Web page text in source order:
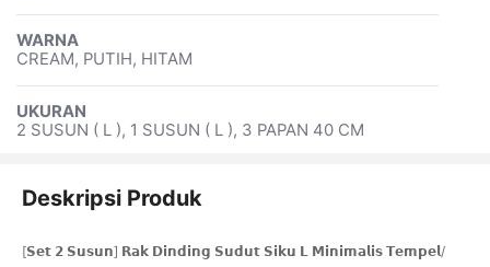
WARNA
CREAM, PUTIH, HITAM
UKURAN
2 SUSUN ( L ), 1 SUSUN ( L ), 3 PAPAN 40 CM
Deskripsi Produk
[𝗦𝗲𝘁 𝟮 𝗦𝘂𝘀𝘂𝗻] 𝗥𝗮𝗸 𝗗𝗶𝗻𝗱𝗶𝗻𝗴 𝗦𝘂𝗱𝘂𝘁 𝗦𝗶𝗸𝘂 𝗟 𝗠𝗶𝗻𝗶𝗺𝗮𝗹𝗶𝘀 𝗧𝗲𝗺𝗽𝗲𝗹/